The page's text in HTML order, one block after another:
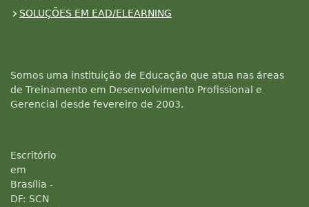
SOLUÇÕES EM EAD/ELEARNING
Somos uma instituição de Educação que atua nas áreas
de Treinamento em Desenvolvimento Profissional e
Gerencial desde fevereiro de 2003.
Escritório
em
Brasília -
DF: SCN